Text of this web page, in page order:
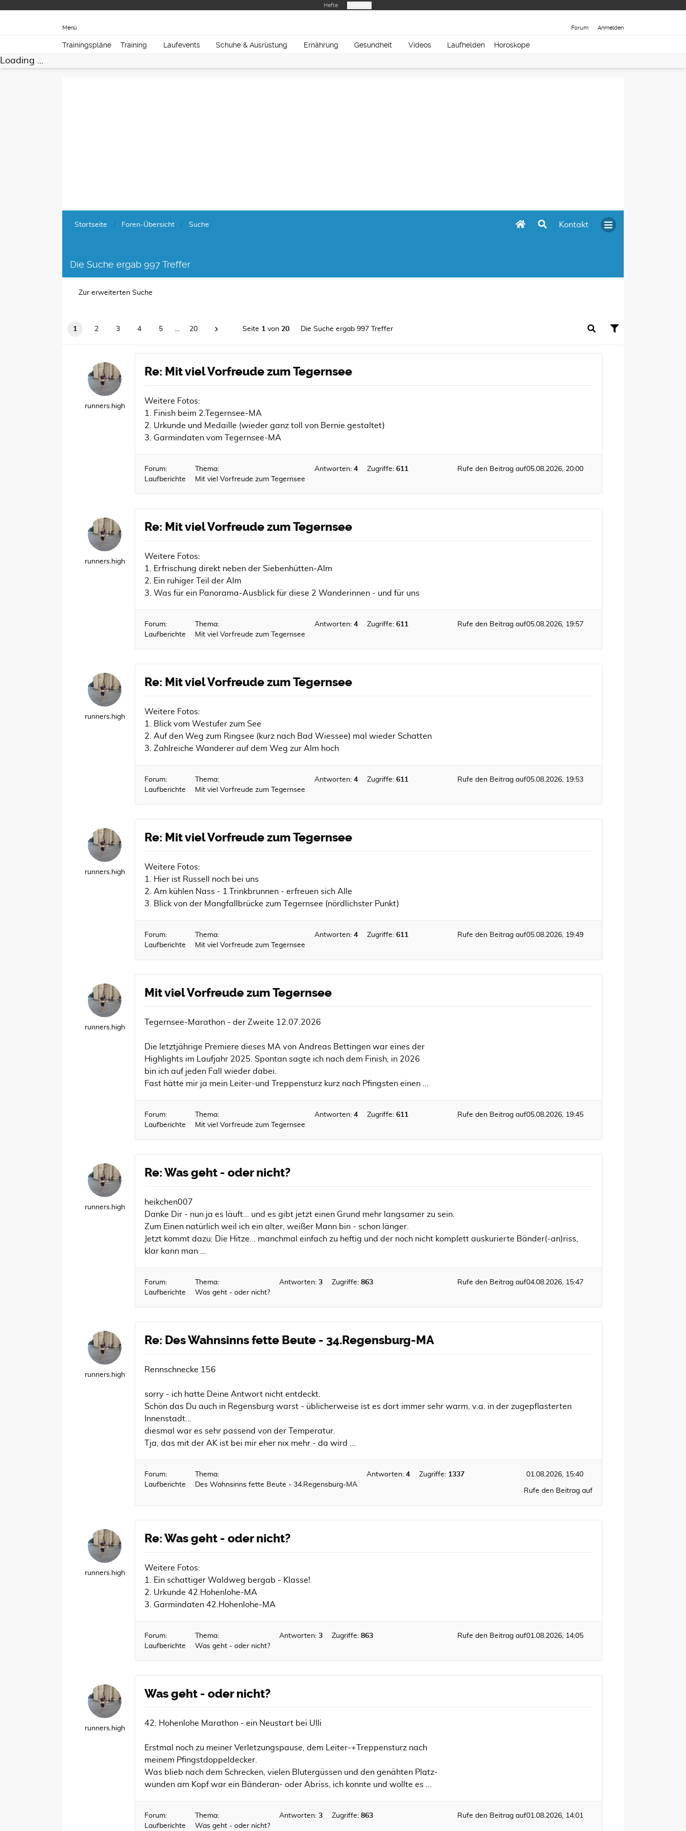
Hefte
Forum Anmelden
Menü
Trainingspläne Training Laufevents Schuhe & Ausrüstung Ernährung Gesundheit Videos Laufhelden Horoskope
Loading ...
Kontakt
Startseite Foren-Übersicht Suche
Die Suche ergab 997 Treffer
Zur erweiterten Suche
1 2 3 4 5 … 20 Seite 1 von 20 Die Suche ergab 997 Treffer
runners.high
Re: Mit viel Vorfreude zum Tegernsee
Weitere Fotos:
1. Finish beim 2.Tegernsee-MA
2. Urkunde und Medaille (wieder ganz toll von Bernie gestaltet)
3. Garmindaten vom Tegernsee-MA
Forum:
Laufberichte
Thema:
Mit viel Vorfreude zum Tegernsee
Antworten: 4 Zugriffe: 611 05.08.2026, 20:00
Rufe den Beitrag auf
runners.high
Re: Mit viel Vorfreude zum Tegernsee
Weitere Fotos:
1. Erfrischung direkt neben der Siebenhütten-Alm
2. Ein ruhiger Teil der Alm
3. Was für ein Panorama-Ausblick für diese 2 Wanderinnen - und für uns
Forum:
Laufberichte
Thema:
Mit viel Vorfreude zum Tegernsee
Antworten: 4 Zugriffe: 611 05.08.2026, 19:57
Rufe den Beitrag auf
runners.high
Re: Mit viel Vorfreude zum Tegernsee
Weitere Fotos:
1. Blick vom Westufer zum See
2. Auf den Weg zum Ringsee (kurz nach Bad Wiessee) mal wieder Schatten
3. Zahlreiche Wanderer auf dem Weg zur Alm hoch
Forum:
Laufberichte
Thema:
Mit viel Vorfreude zum Tegernsee
Antworten: 4 Zugriffe: 611 05.08.2026, 19:53
Rufe den Beitrag auf
runners.high
Re: Mit viel Vorfreude zum Tegernsee
Weitere Fotos:
1. Hier ist Russell noch bei uns
2. Am kühlen Nass - 1.Trinkbrunnen - erfreuen sich Alle
3. Blick von der Mangfallbrücke zum Tegernsee (nördlichster Punkt)
Forum:
Laufberichte
Thema:
Mit viel Vorfreude zum Tegernsee
Antworten: 4 Zugriffe: 611 05.08.2026, 19:49
Rufe den Beitrag auf
runners.high
Mit viel Vorfreude zum Tegernsee
Tegernsee-Marathon - der Zweite 12.07.2026
Die letztjährige Premiere dieses MA von Andreas Bettingen war eines der
Highlights im Laufjahr 2025. Spontan sagte ich nach dem Finish, in 2026
bin ich auf jeden Fall wieder dabei.
Fast hätte mir ja mein Leiter-und Treppensturz kurz nach Pfingsten einen ...
Forum:
Laufberichte
Thema:
Mit viel Vorfreude zum Tegernsee
Antworten: 4 Zugriffe: 611 05.08.2026, 19:45
Rufe den Beitrag auf
runners.high
Re: Was geht - oder nicht?
heikchen007
Danke Dir - nun ja es läuft... und es gibt jetzt einen Grund mehr langsamer zu sein.
Zum Einen natürlich weil ich ein alter, weißer Mann bin - schon länger.
Jetzt kommt dazu: Die Hitze... manchmal einfach zu heftig und der noch nicht komplett auskurierte Bänder(-an)riss,
klar kann man ...
Forum:
Laufberichte
Thema:
Was geht - oder nicht?
Antworten: 3 Zugriffe: 863 04.08.2026, 15:47
Rufe den Beitrag auf
runners.high
Re: Des Wahnsinns fette Beute - 34.Regensburg-MA
Rennschnecke 156
sorry - ich hatte Deine Antwort nicht entdeckt.
Schön das Du auch in Regensburg warst - üblicherweise ist es dort immer sehr warm, v.a. in der zugepflasterten
Innenstadt...
diesmal war es sehr passend von der Temperatur.
Tja, das mit der AK ist bei mir eher nix mehr - da wird ...
Forum:
Laufberichte
Thema:
Des Wahnsinns fette Beute - 34.Regensburg-MA
Antworten: 4 Zugriffe: 1337 01.08.2026, 15:40
Rufe den Beitrag auf
runners.high
Re: Was geht - oder nicht?
Weitere Fotos:
1. Ein schattiger Waldweg bergab - Klasse!
2. Urkunde 42.Hohenlohe-MA
3. Garmindaten 42.Hohenlohe-MA
Forum:
Laufberichte
Thema:
Was geht - oder nicht?
Antworten: 3 Zugriffe: 863 01.08.2026, 14:05
Rufe den Beitrag auf
runners.high
Was geht - oder nicht?
42. Hohenlohe Marathon - ein Neustart bei Ulli
Erstmal noch zu meiner Verletzungspause, dem Leiter-+Treppensturz nach
meinem Pfingstdoppeldecker.
Was blieb nach dem Schrecken, vielen Blutergüssen und den genähten Platz-
wunden am Kopf war ein Bänderan- oder Abriss, ich konnte und wollte es ...
Forum:
Laufberichte
Thema:
Was geht - oder nicht?
Antworten: 3 Zugriffe: 863 01.08.2026, 14:01
Rufe den Beitrag auf